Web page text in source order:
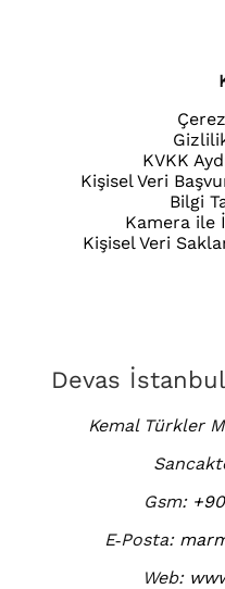
KVKK
Kişisel Veri
Bilgi
Kamera ile
Kişisel Veri
Devas
Kemal Türkler
Gsm:
E‑Posta:
Web: